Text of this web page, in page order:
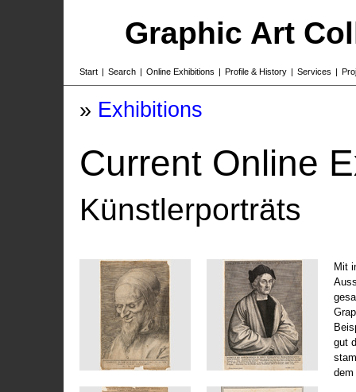
Graphic Art
Start | Search | Online Exhibitions | Profile & History | Services |
» Exhibitions
Current Online
Künstlerporträts
Mit
gut
dem